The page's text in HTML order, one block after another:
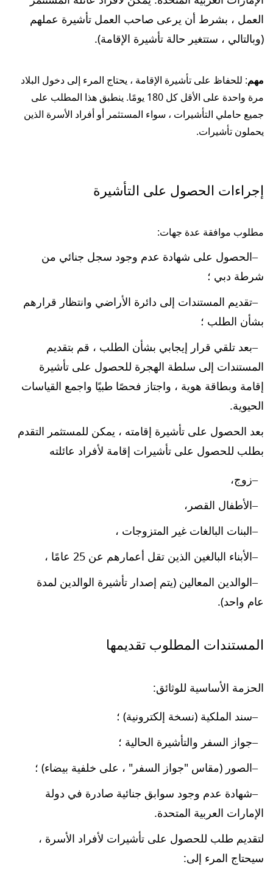
العمل ، بشرط أن يرعى صاحب العمل تأشيرة عملهم
(وبالتالي ، ستتغير حالة تأشيرة الإقامة).
مهم: للحفاظ على تأشيرة الإقامة ، يحتاج المرء إلى دخول البلاد
مرة واحدة على الأقل كل 180 يومًا. ينطبق هذا المطلب على
جميع حاملي التأشيرات ، سواء المستثمر أو أفراد الأسرة الذين
يحملون تأشيرات.
إجراءات الحصول على التأشيرة
مطلوب موافقة عدة جهات:
الحصول على شهادة عدم وجود سجل جنائي من
شرطة دبي ؛
تقديم المستندات إلى دائرة الأراضي وانتظار قرارهم
بشأن الطلب ؛
بعد تلقي قرار إيجابي بشأن الطلب ، قم بتقديم
المستندات إلى سلطة الهجرة للحصول على تأشيرة
إقامة وبطاقة هوية ، واجتاز فحصًا طبيًا واجمع القياسات
الحيوية.
بعد الحصول على تأشيرة إقامته ، يمكن للمستثمر التقدم
بطلب للحصول على تأشيرات إقامة لأفراد عائلته
زوج،
الأطفال القصر،
البنات البالغات غير المتزوجات ،
الأبناء البالغين الذين تقل أعمارهم عن 25 عامًا ،
الوالدين المعالين (يتم إصدار تأشيرة الوالدين لمدة
عام واحد).
المستندات المطلوب تقديمها
الحزمة الأساسية للوثائق:
سند الملكية (نسخة إلكترونية) ؛
جواز السفر والتأشيرة الحالية ؛
الصور (مقاس "جواز السفر" ، على خلفية بيضاء) ؛
شهادة عدم وجود سوابق جنائية صادرة في دولة
الإمارات العربية المتحدة.
لتقديم طلب للحصول على تأشيرات لأفراد الأسرة ،
سيحتاج المرء إلى: